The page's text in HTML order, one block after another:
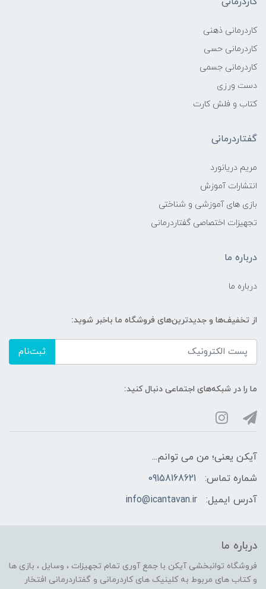
کاردرمانی ذهنی
کاردرمانی حسی
کاردرمانی جسمی
دست ورزی
کتاب و فلش کارت
گفتاردرمانی
مریم دریانورد
انتشارات آموزش
بازی های آموزشی و شناختی
تجهیزات اختصاصی گفتاردرمانی
درباره ما
درباره ما
از تخفیف‌ها و جدیدترین‌های فروشگاه ما باخبر شوید:
ثبت‌نام
ما را در شبکه‌های اجتماعی دنبال کنید:
آیکن یعنی؛ من می توانم...
شماره تماس:
09158168621
آدرس ایمیل:
info@icantavan.ir
درباره ما
فروشگاه توانبخشی آیکن با جمع آوری تمام تجهیزات ، وسایل ، بازی ها
و کتاب های مربوط به کلینیک های کاردرمانی و گفتاردرمانی افتخار